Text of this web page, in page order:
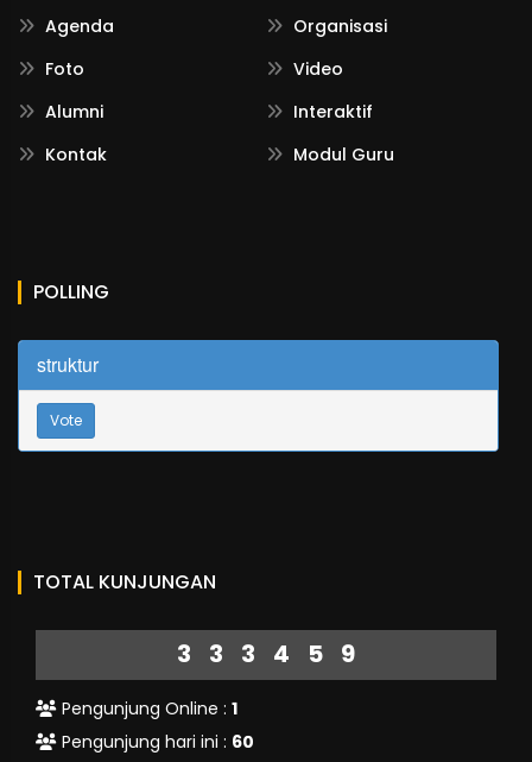
Agenda
Organisasi
Foto
Video
Alumni
Interaktif
Kontak
Modul Guru
POLLING
struktur
Vote
TOTAL KUNJUNGAN
333459
Pengunjung Online : 1
Pengunjung hari ini : 60